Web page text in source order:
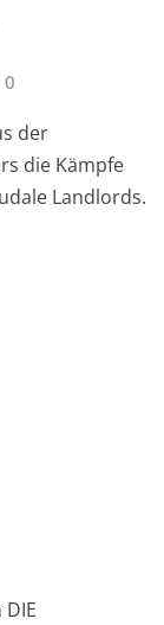
0
der
die Kämpfe
Landlords.